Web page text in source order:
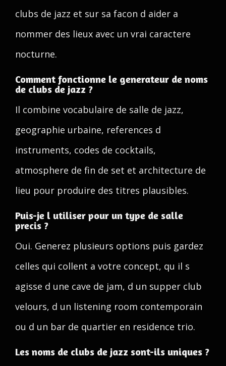
clubs de jazz et sur sa facon d aider a
nommer des lieux avec un vrai caractere
nocturne.
Comment fonctionne le generateur de noms
de clubs de jazz ?
Il combine vocabulaire de salle de jazz,
geographie urbaine, references d
instruments, codes de cocktails,
atmosphere de fin de set et architecture de
lieu pour produire des titres plausibles.
Puis-je l utiliser pour un type de salle
precis ?
Oui. Generez plusieurs options puis gardez
celles qui collent a votre concept, qu il s
agisse d une cave de jam, d un supper club
velours, d un listening room contemporain
ou d un bar de quartier en residence trio.
Les noms de clubs de jazz sont-ils uniques ?